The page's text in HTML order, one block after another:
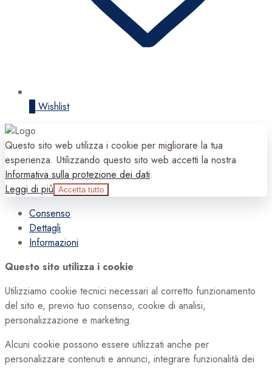
Wishlist
Questo sito web utilizza i cookie per migliorare la tua
esperienza. Utilizzando questo sito web accetti la nostra
Informativa sulla protezione dei dati.
Leggi di più Accetta tutto
Consenso
Dettagli
Informazioni
Questo sito utilizza i cookie
Utilizziamo cookie tecnici necessari al corretto funzionamento
del sito e, previo tuo consenso, cookie di analisi,
personalizzazione e marketing.
Alcuni cookie possono essere utilizzati anche per
personalizzare contenuti e annunci, integrare funzionalità dei